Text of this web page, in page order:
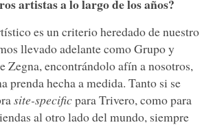
artistas a lo largo de los años?
es un criterio heredado de nuestro
llevado adelante como Grupo y
Zegna, encontrándolo afín a nosotros,
prenda hecha a medida. Tanto si se
site-specificpara Trivero, como para
al otro lado del mundo, siempre